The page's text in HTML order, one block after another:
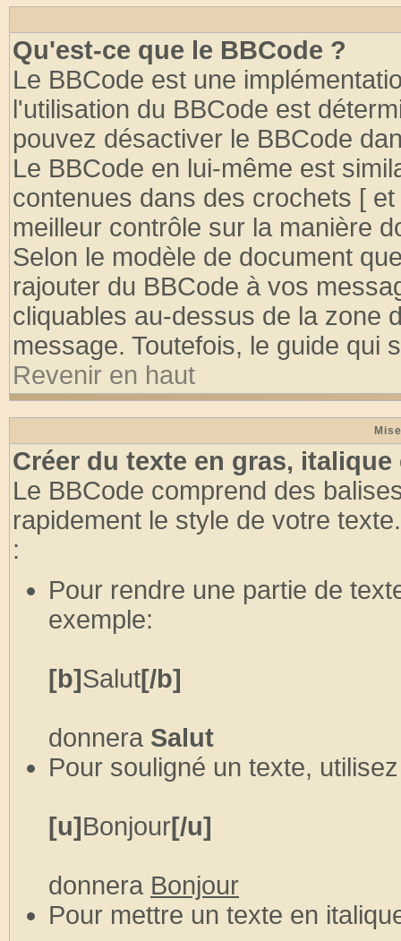
Qu'est-ce que le BBCode ?
Le BBCode est une
l'utilisation du BBCode est
pouvez désactiver le BBCode
Le BBCode en lui-même est
contenues dans des crochets [
meilleur contrôle sur la manière
Selon le modèle de document
rajouter du BBCode à vos
cliquables au-dessus de la zone
message. Toutefois, le guide qui
Revenir en haut
Créer du texte en gras,
Le BBCode comprend des
rapidement le style de votre
:
Pour rendre une partie de
exemple:
[b]Salut[/b]
donnera Salut
Pour souligné un texte,
[u]Bonjour[/u]
donnera Bonjour
Pour mettre un texte en